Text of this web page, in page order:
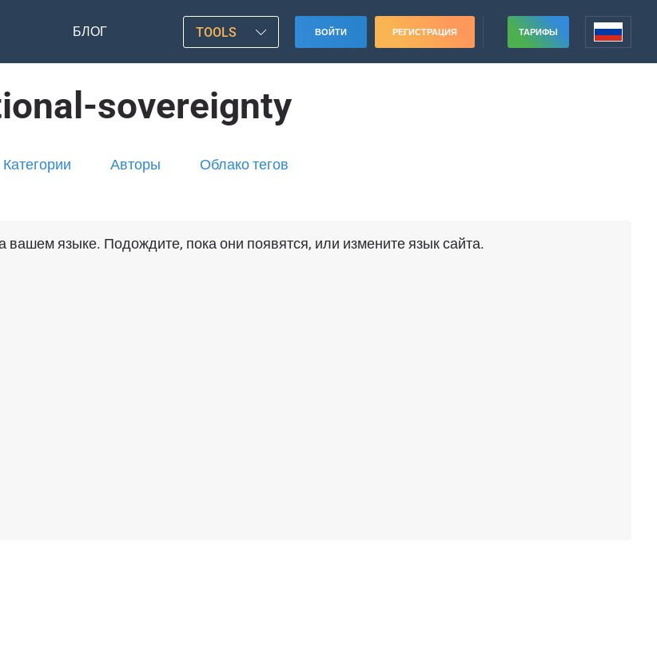
БЛОГ TOOLS ВОЙТИ РЕГИСТРАЦИЯ ТАРИФЫ
sovereignty
Категории Авторы Облако тегов